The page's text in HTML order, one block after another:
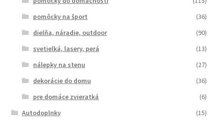
pomôcky na šport
(36)
dielňa, náradie, outdoor
(90)
svetielká, lasery, perá
(13)
nálepky na stenu
(27)
dekorácie do domu
(36)
pre domáce zvieratká
(6)
Autodoplnky
(15)